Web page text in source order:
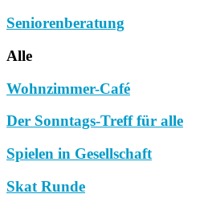
Seniorenberatung
Alle
Wohnzimmer-Café
Der Sonntags-Treff für alle
Spielen in Gesellschaft
Skat Runde